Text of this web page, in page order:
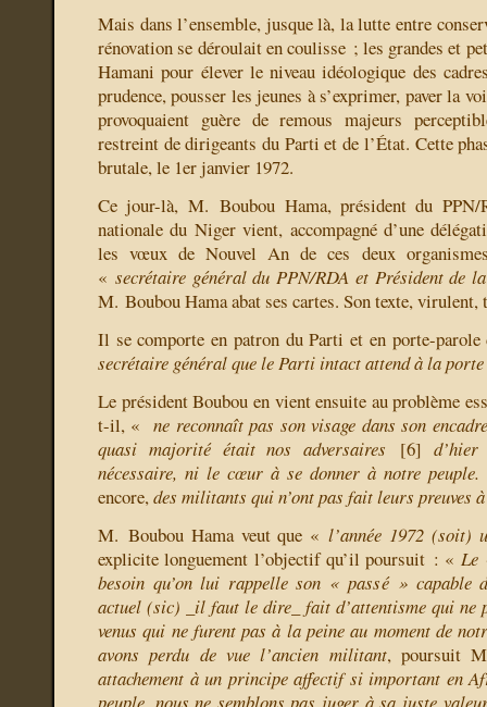
Mais dans l’ensemble, jusque là, la lutte entre
rénovation se déroulait en coulisse ; les grandes et
Hamani pour élever le niveau idéologique des
prudence, pousser les jeunes à s’exprimer, paver la
provoquaient guère de remous majeurs
restreint de dirigeants du Parti et de l’État. Cette
brutale, le 1er janvier 1972.
Ce jour-là, M. Boubou Hama, président du PPN/
nationale du Niger vient, accompagné d’une
les vœux de Nouvel An de ces deux
« secrétaire général du PPN/RDA et Président de
M. Boubou Hama abat ses cartes. Son texte, virulent,
Il se comporte en patron du Parti et en porte-
secrétaire général que le Parti intact attend à la porte
Le président Boubou en vient ensuite au problème
t-il, « ne reconnaît pas son visage dans son
quasi majorité était nos adversaires [6]
nécessaire, ni le cœur à se donner à notre peuple.
encore,des militants qui n’ont pas fait leurs preuves
M. Boubou Hama veut que «l’année 1972 (soit)
explicite longuement l’objectif qu’il poursuit : «Le
besoin qu’on lui rappelle son « passé » capable
actuel (sic) _il faut le dire_ fait d’attentisme qui ne
venus qui ne furent pas à la peine au moment de
avons perdu de vue l’ancien militant, poursuit
attachement à un principe affectif si important en